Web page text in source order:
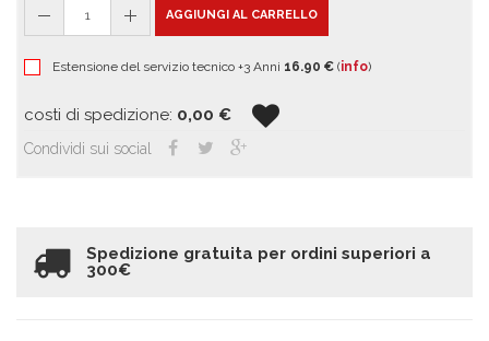
1 AGGIUNGI AL CARRELLO
Estensione del servizio tecnico +3 Anni 16.90 € (info)
costi di spedizione: 0,00 €
Condividi sui social
Spedizione gratuita per ordini superiori a
300€